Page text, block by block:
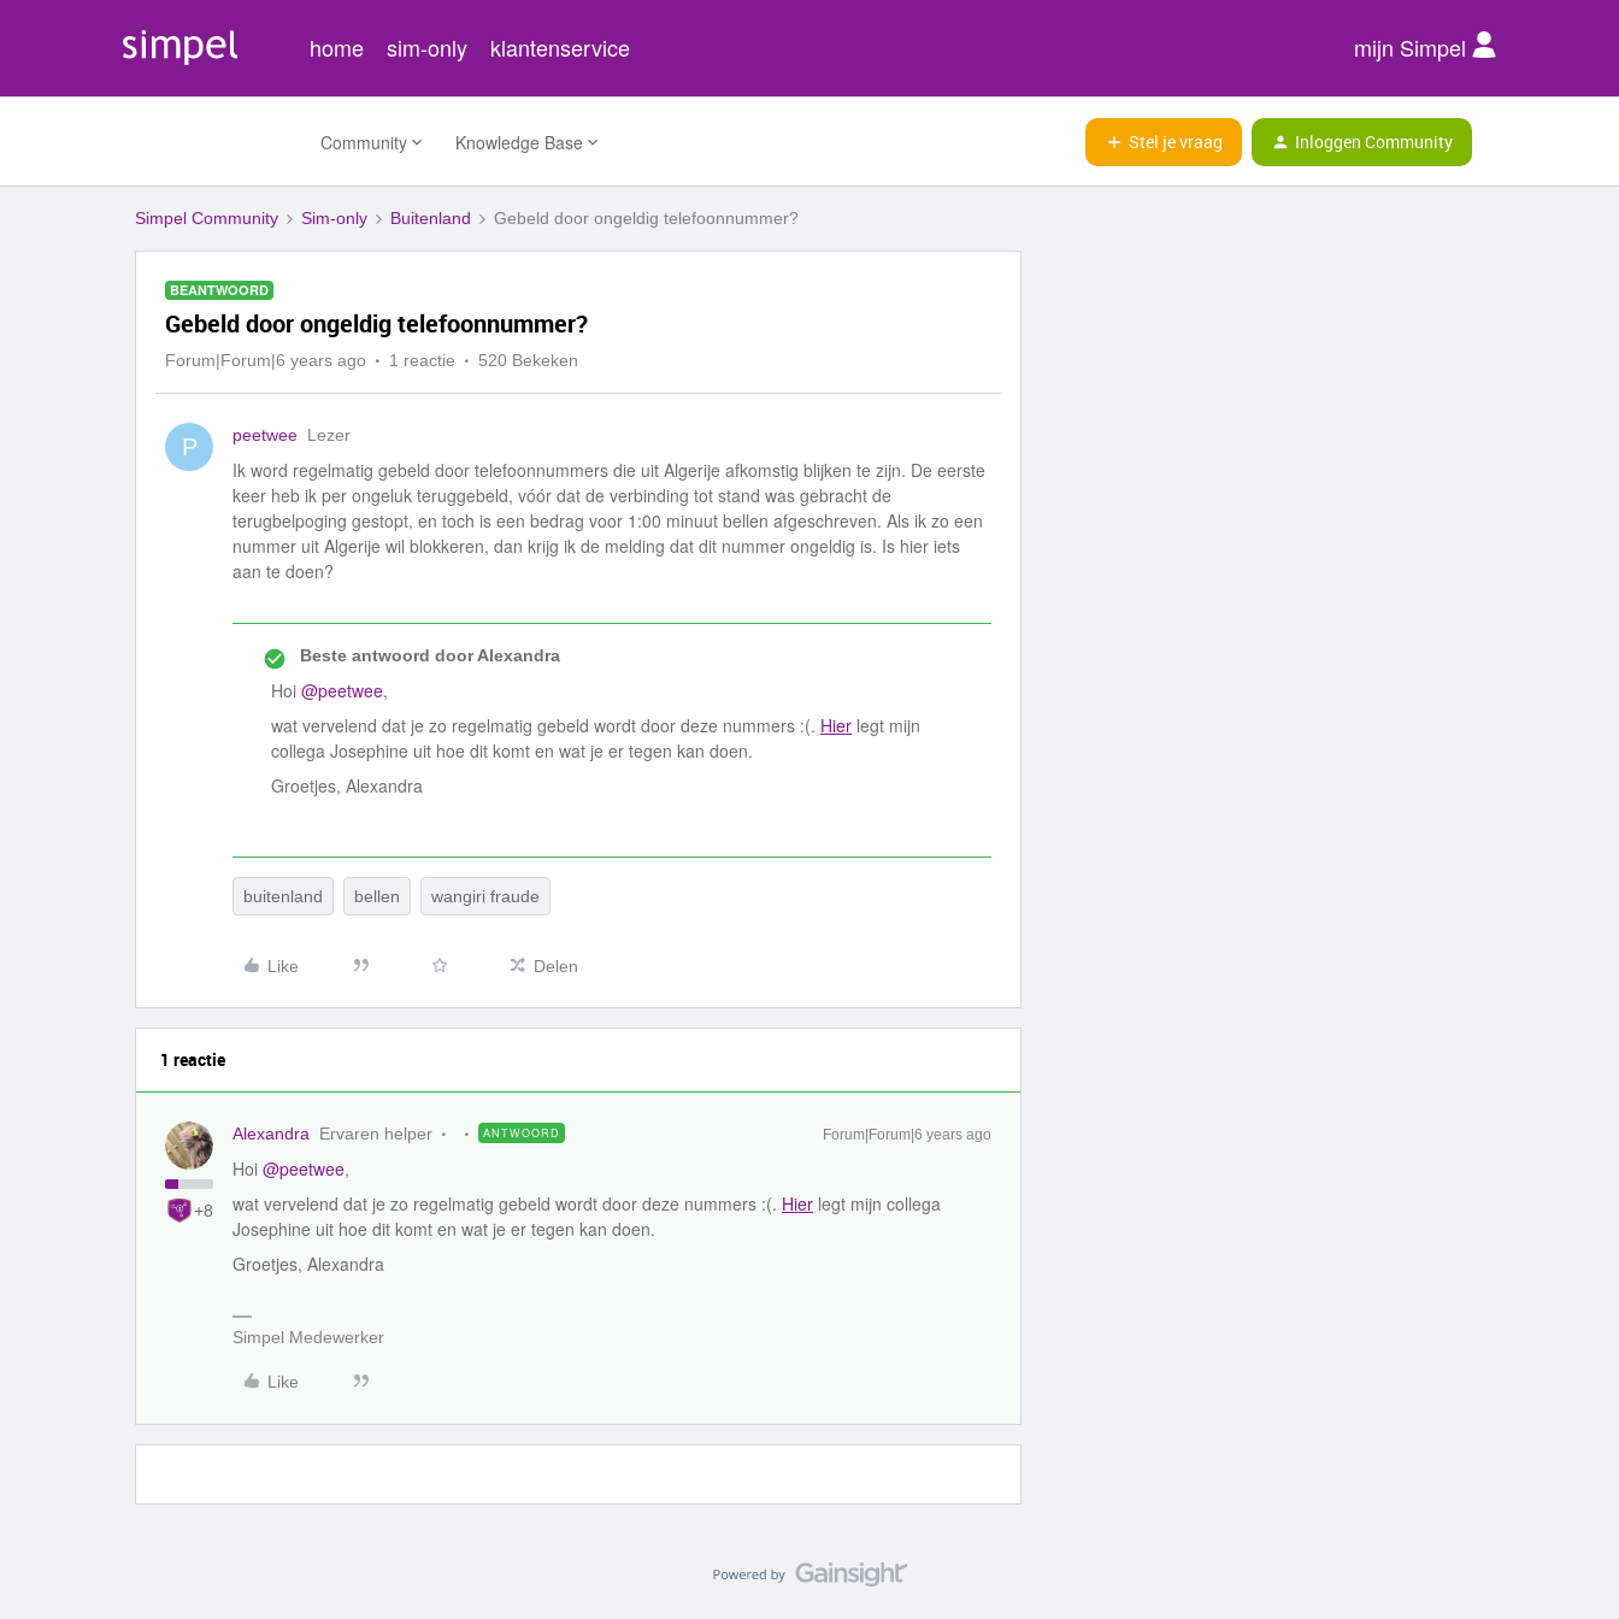
home sim-only klantenservice mijn Simpel
Community Knowledge Base Stel je vraag Inloggen Community
Simpel Community Sim-only Buitenland Gebeld door ongeldig telefoonnummer?
BEANTWOORD
Gebeld door ongeldig telefoonnummer?
Forum|Forum|6 years ago 1 reactie 520 Bekeken
P peetwee Lezer
Ik word regelmatig gebeld door telefoonnummers die uit Algerije afkomstig blijken te zijn. De eerste
keer heb ik per ongeluk teruggebeld, vóór dat de verbinding tot stand was gebracht de
terugbelpoging gestopt, en toch is een bedrag voor 1:00 minuut bellen afgeschreven. Als ik zo een
nummer uit Algerije wil blokkeren, dan krijg ik de melding dat dit nummer ongeldig is. Is hier iets
aan te doen?
Beste antwoord doorAlexandra
Hoi @peetwee,
wat vervelend dat je zo regelmatig gebeld wordt door deze nummers :(. Hier legt mijn
collega Josephine uit hoe dit komt en wat je er tegen kan doen.
Groetjes, Alexandra
buitenland bellen wangiri fraude
Like Delen
1 reactie
+8
Alexandra Ervaren helper ANTWOORD Forum|Forum|6 years ago
Hoi @peetwee,
wat vervelend dat je zo regelmatig gebeld wordt door deze nummers :(. Hier legt mijn collega
Josephine uit hoe dit komt en wat je er tegen kan doen.
Groetjes, Alexandra
Simpel Medewerker
Like